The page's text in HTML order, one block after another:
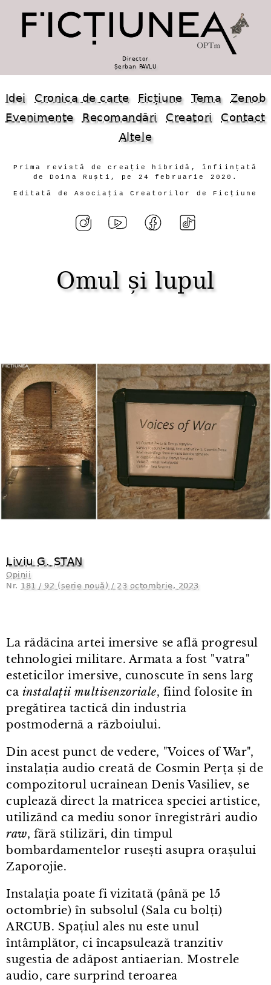
Director
Șerban PAVLU
Idei Cronica de carte Ficțiune Tema
Zenob
Evenimente
Recomandări Creatori
Contact
Altele
Prima revistă de creație hibridă, înființată
de Doina Ruști, pe 24 februarie 2020.
Editată de Asociația Creatorilor de Ficțiune
Omul și lupul
Liviu G. STAN
Opinii
Nr. 181 / 92 (serie nouă) / 23 octombrie, 2023
La rădăcina artei imersive se află progresul
tehnologiei militare. Armata a fost "vatra"
esteticilor imersive, cunoscute în sens larg
ca instalații multisenzoriale, fiind folosite în
pregătirea tactică din industria
postmodernă a războiului.
Din acest punct de vedere, "Voices of War",
instalația audio creată de Cosmin Perța și de
compozitorul ucrainean Denis Vasiliev, se
cuplează direct la matricea speciei artistice,
utilizând ca mediu sonor înregistrări audio
raw, fără stilizări, din timpul
bombardamentelor rusești asupra orașului
Zaporojie.
Instalația poate fi vizitată (până pe 15
octombrie) în subsolul (Sala cu bolți)
ARCUB. Spațiul ales nu este unul
întâmplător, ci încapsulează tranzitiv
sugestia de adăpost antiaerian. Mostrele
audio, care surprind teroarea